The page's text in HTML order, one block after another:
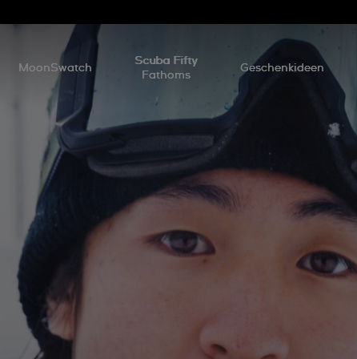
MoonSwatch
Scuba Fifty
Fathoms
Geschenkideen